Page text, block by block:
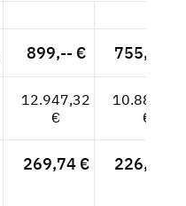
899,-- € 755,46 €
12.947,32
€
10.880,10
€
269,74 € 226,67 €